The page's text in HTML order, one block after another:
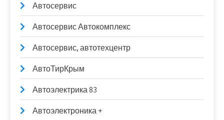
Автосервис
Автосервис Автокомплекс
Автосервис, автотехцентр
АвтоТирКрым
Автоэлектрика 83
Автоэлектроника +